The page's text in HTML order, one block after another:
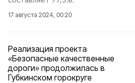
17 августа 2024, 00:20
Реализация проекта
«Безопасные качественные
дороги» продолжилась в
Губкинском горокруге